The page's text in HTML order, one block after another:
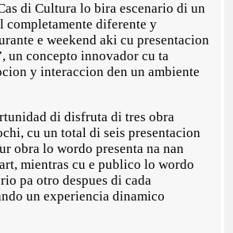
di Cultura lo bira escenario di un
completamente diferente y
e weekend aki cu presentacion
un concepto innovador cu ta
y interaccion den un ambiente
di disfruta di tres obra
cu un total di seis presentacion
obra lo wordo presenta na nan
mientras cu e publico lo wordo
pa otro despues di cada
un experiencia dinamico